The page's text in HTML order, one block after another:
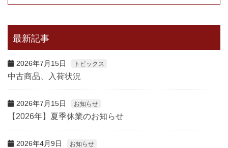
最新記事
2026年7月15日 トピックス
中古商品、入荷状況
2026年7月15日 お知らせ
【2026年】夏季休業のお知らせ
2026年4月9日 お知らせ